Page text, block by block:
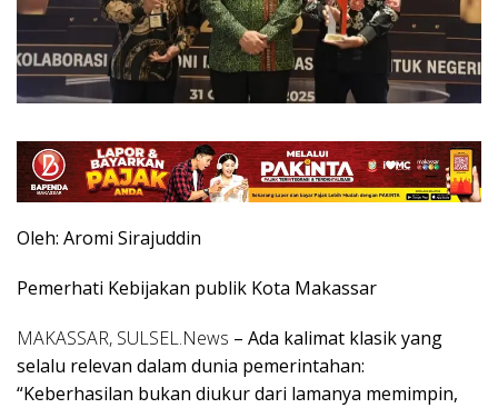
Oleh: Aromi Sirajuddin
Pemerhati Kebijakan publik Kota Makassar
MAKASSAR, SULSEL.News – Ada kalimat klasik yang
selalu relevan dalam dunia pemerintahan:
“Keberhasilan bukan diukur dari lamanya memimpin,